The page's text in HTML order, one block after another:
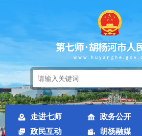
走进七师 政务公开
政民互动
胡杨融媒